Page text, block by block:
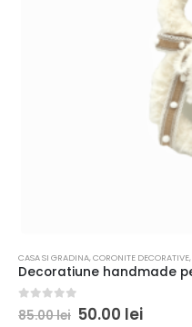
CASA SI GRADINA,CORONITE DECORATIVE,
0 out of 5
85.00lei 50.00 lei